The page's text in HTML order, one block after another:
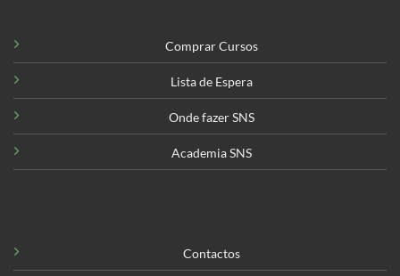
Comprar Cursos
Lista de Espera
Onde fazer SNS
Academia SNS
Contactos